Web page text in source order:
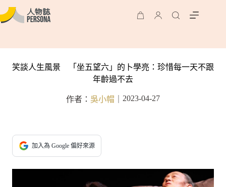
笑談人生風景 「坐五望六」的卜學亮：珍惜每一天不跟
年齡過不去
作者： 吳小帽 2023-04-27
加入為 Google 偏好來源